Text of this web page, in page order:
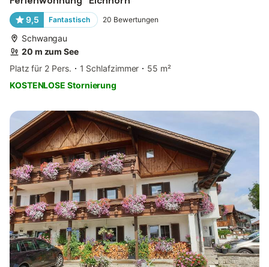
9,5 Fantastisch 20 Bewertungen
Schwangau
20 m zum See
Platz für 2 Pers.
1 Schlafzimmer
55 m²
KOSTENLOSE Stornierung